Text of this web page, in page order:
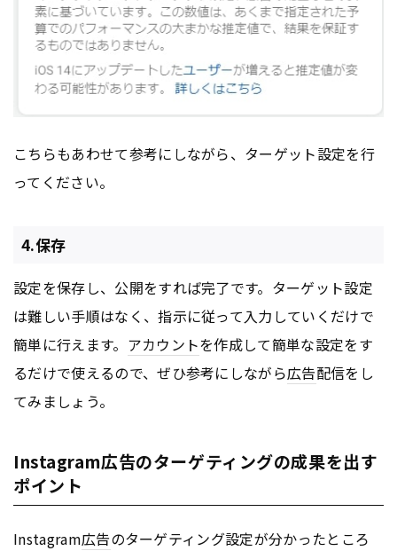
こちらもあわせて参考にしながら、ターゲット設定を行
ってください。
4.保存
設定を保存し、公開をすれば完了です。ターゲット設定
は難しい手順はなく、指示に従って入力していくだけで
簡単に行えます。 アカウントを作成して簡単な設定をす
るだけで使えるので、ぜひ参考にしながら広告配信をし
てみましょう。
Instagram広告のターゲティングの成果を出す
ポイント
Instagram広告のターゲティング設定が分かったところ